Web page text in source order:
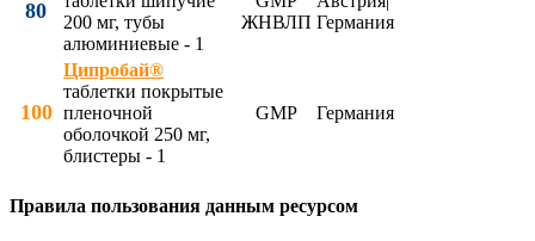
80
200 мг, тубы
алюминиевые - 1
ЖНВЛП Германия
100
Ципробай®
таблетки покрытые
пленочной
оболочкой 250 мг,
блистеры - 1
GMP Германия
Правила пользования данным ресурсом